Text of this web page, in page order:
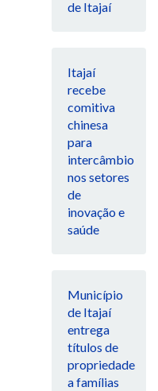
de Itajaí
Itajaí
recebe
comitiva
chinesa
para
intercâmbio
nos setores
de
inovação e
saúde
Município
de Itajaí
entrega
títulos de
propriedade
a famílias